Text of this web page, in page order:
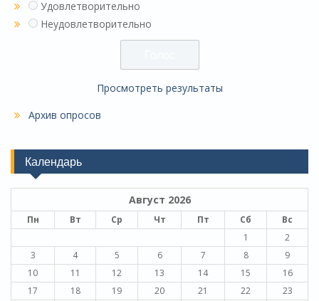
Удовлетворительно
Неудовлетворительно
Просмотреть результаты
Архив опросов
Календарь
Август 2026
Пн Вт Ср Чт Пт Сб
Вс
1
2
3
4 5 6 7 8
9
10
11 12 13 14 15
16
17
18 19 20 21 22
23